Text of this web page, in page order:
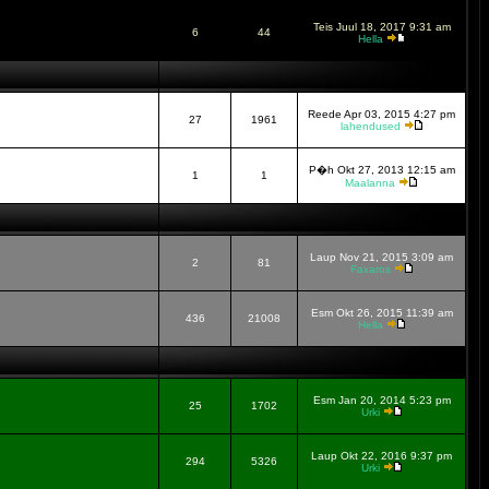
6 44
Teis Juul 18, 2017 9:31 am
Hella
27 1961
Reede Apr 03, 2015 4:27 pm
lahendused
1 1
P�h Okt 27, 2013 12:15 am
Maalanna
2 81
Laup Nov 21, 2015 3:09 am
Faxaros
436 21008
Esm Okt 26, 2015 11:39 am
Hella
25 1702
Esm Jan 20, 2014 5:23 pm
Urki
294 5326
Laup Okt 22, 2016 9:37 pm
Urki